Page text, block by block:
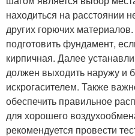
находиться на расстоянии
других горючих
подготовить фундамент,
кирпичная. Далее
должен выходить наружу и
искрогасителем. Также
обеспечить правильное
для хорошего
рекомендуется провести